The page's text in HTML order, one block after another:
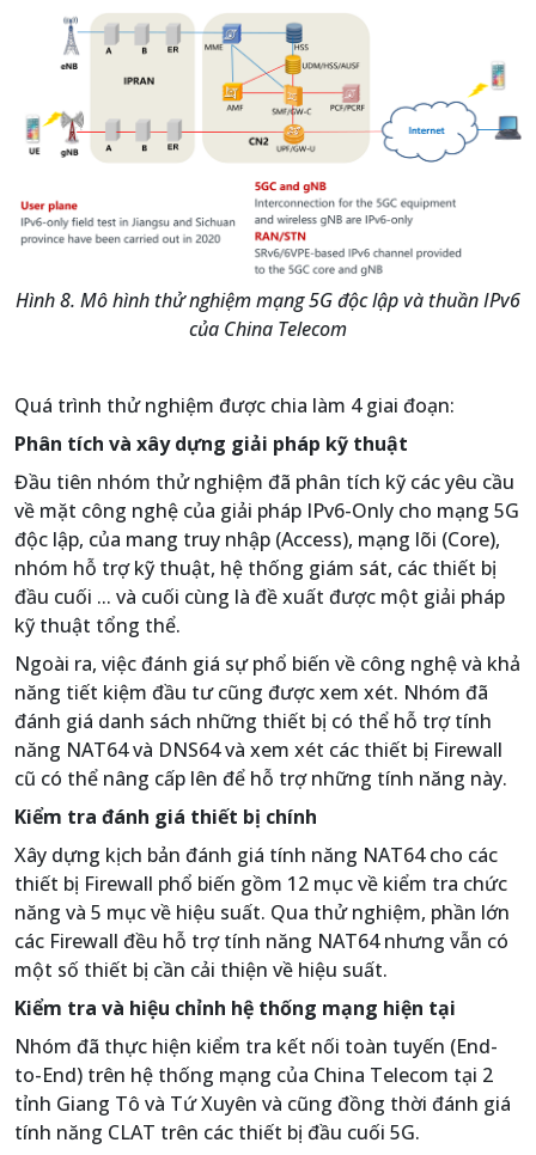
Hình 8. Mô hình thử nghiệm mạng 5G độc lập và thuần IPv6
của China Telecom
Quá trình thử nghiệm được chia làm 4 giai đoạn:
Phân tích và xây dựng giải pháp kỹ thuật
Đầu tiên nhóm thử nghiệm đã phân tích kỹ các yêu cầu
về mặt công nghệ của giải pháp IPv6-Only cho mạng 5G
độc lập, của mang truy nhập (Access), mạng lõi (Core),
nhóm hỗ trợ kỹ thuật, hệ thống giám sát, các thiết bị
đầu cuối ... và cuối cùng là đề xuất được một giải pháp
kỹ thuật tổng thể.
Ngoài ra, việc đánh giá sự phổ biến về công nghệ và khả
năng tiết kiệm đầu tư cũng được xem xét. Nhóm đã
đánh giá danh sách những thiết bị có thể hỗ trợ tính
năng NAT64 và DNS64 và xem xét các thiết bị Firewall
cũ có thể nâng cấp lên để hỗ trợ những tính năng này.
Kiểm tra đánh giá thiết bị chính
Xây dựng kịch bản đánh giá tính năng NAT64 cho các
thiết bị Firewall phổ biến gồm 12 mục về kiểm tra chức
năng và 5 mục về hiệu suất. Qua thử nghiệm, phần lớn
các Firewall đều hỗ trợ tính năng NAT64 nhưng vẫn có
một số thiết bị cần cải thiện về hiệu suất.
Kiểm tra và hiệu chỉnh hệ thống mạng hiện tại
Nhóm đã thực hiện kiểm tra kết nối toàn tuyến (End-
to-End) trên hệ thống mạng của China Telecom tại 2
tỉnh Giang Tô và Tứ Xuyên và cũng đồng thời đánh giá
tính năng CLAT trên các thiết bị đầu cuối 5G.